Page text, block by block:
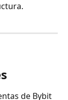
de Bybit